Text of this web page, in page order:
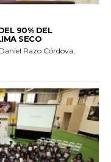
90% DEL
SECO